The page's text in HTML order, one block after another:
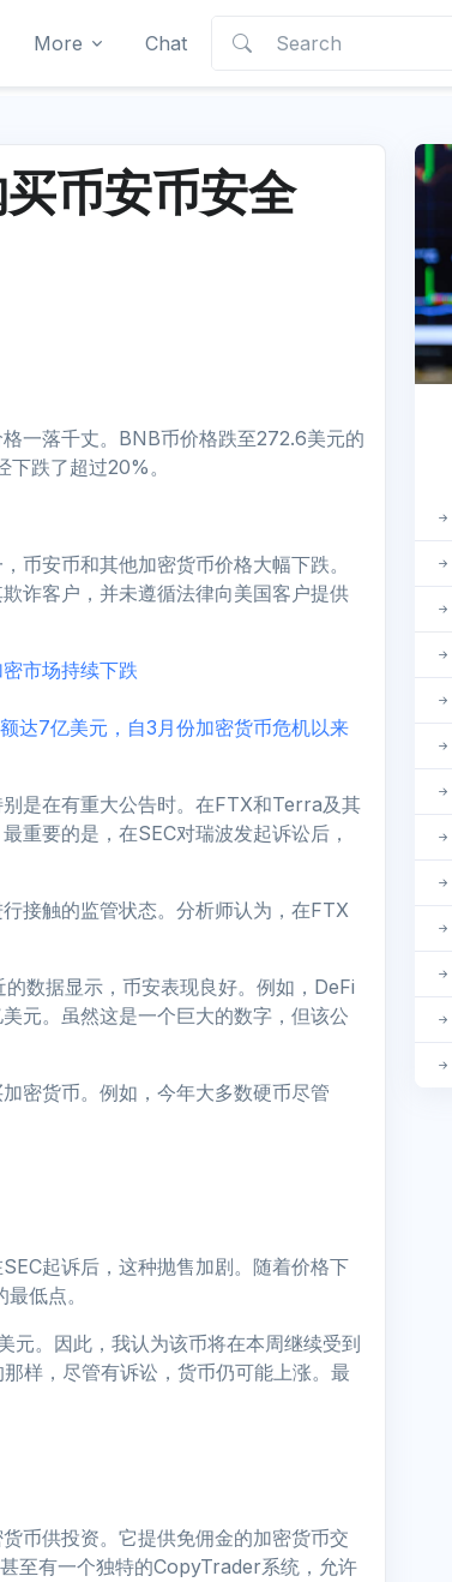
More Chat
币安币安全
一落千丈。BNB币价格跌至272.6美元的
跌了超过20%。
币安币和其他加密货币价格大幅下跌。
诈客户，并未遵循法律向美国客户提供
市场持续下跌
达7亿美元，自3月份加密货币危机以来
是在有重大公告时。在FTX和Terra及其
重要的是，在SEC对瑞波发起诉讼后，
接触的监管状态。分析师认为，在FTX
数据显示，币安表现良好。例如，DeFi
元。虽然这是一个巨大的数字，但该公
密货币。例如，今年大多数硬币尽管
起诉后，这种抛售加剧。随着价格下
低点。
元。因此，我认为该币将在本周继续受到
样，尽管有诉讼，货币仍可能上涨。最
币供投资。它提供免佣金的加密货币交
至有一个独特的CopyTrader系统，允许